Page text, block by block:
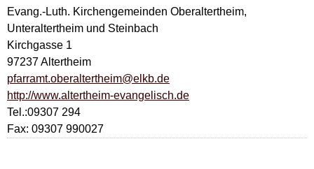
Evang.-Luth. Kirchengemeinden Oberaltertheim,
Unteraltertheim und Steinbach
Kirchgasse 1
97237 Altertheim
pfarramt.oberaltertheim@elkb.de
http://www.altertheim-evangelisch.de
Tel.:09307 294
Fax: 09307 990027